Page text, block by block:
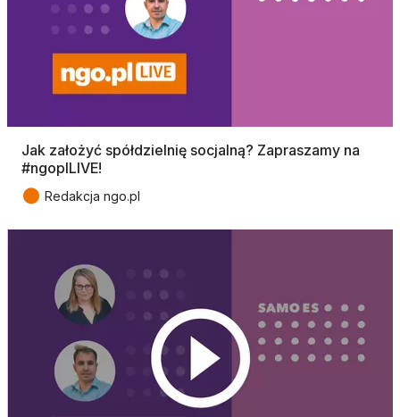
Jak założyć spółdzielnię socjalną? Zapraszamy na
#ngoplLIVE!
● Redakcja ngo.pl